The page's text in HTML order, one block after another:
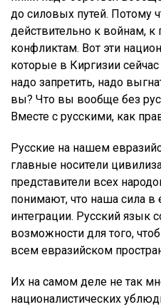
до силовых путей. Потому
действительно к войнам,
конфликтам. Вот эти
которые в Киргизии
надо запретить, надо
вы? Что вы вообще без
Вместе с русскими, как
Русские на нашем
главные носители
представители всех
понимают, что наша сила в
интеграции. Русский язык
возможности для того,
всем евразийском
Их на самом деле не так
националистических